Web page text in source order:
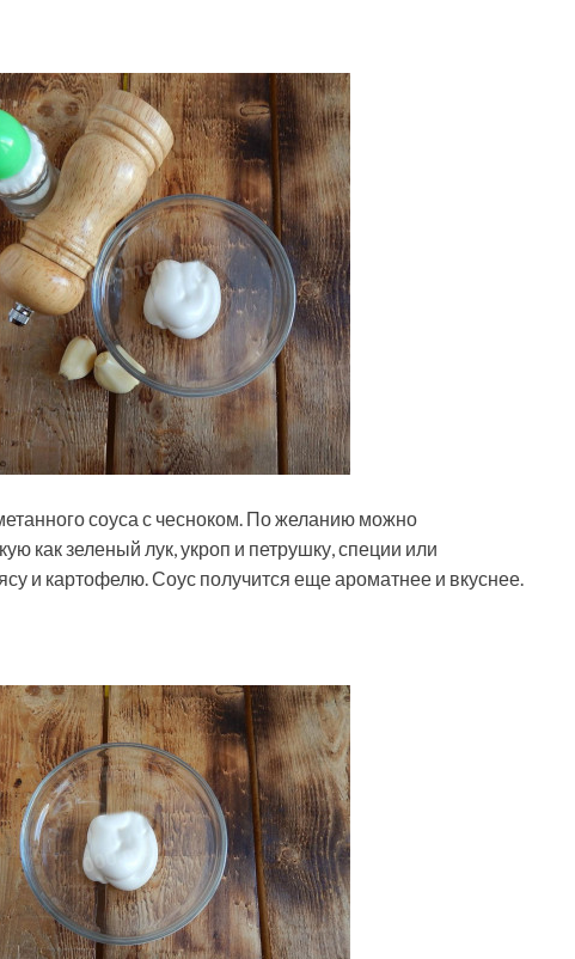
соуса с чесноком. По желанию можно
как зеленый лук, укроп и петрушку, специи или
и картофелю. Соус получится еще ароматнее и вкуснее.